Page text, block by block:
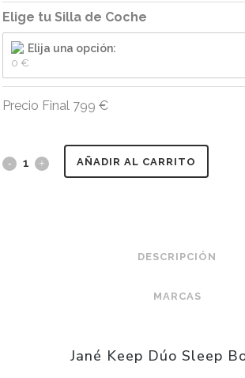
Elige tu Silla de Coche
Elija una opción:
0 €
Precio Final 799 €
AÑADIR AL CARRITO
DESCRIPCIÓN
MARCAS
Jané Keep Dúo Sleep